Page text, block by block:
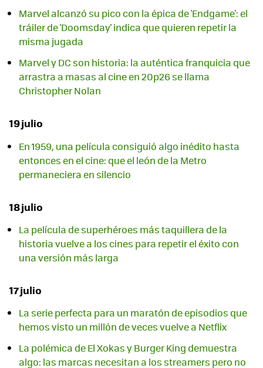
Marvel alcanzó su pico con la épica de 'Endgame': el
tráiler de 'Doomsday' indica que quieren repetir la
misma jugada
Marvel y DC son historia: la auténtica franquicia que
arrastra a masas al cine en 20p26 se llama
Christopher Nolan
19 julio
En 1959, una película consiguió algo inédito hasta
entonces en el cine: que el león de la Metro
permaneciera en silencio
18 julio
La película de superhéroes más taquillera de la
historia vuelve a los cines para repetir el éxito con
una versión más larga
17 julio
La serie perfecta para un maratón de episodios que
hemos visto un millón de veces vuelve a Netflix
La polémica de El Xokas y Burger King demuestra
algo: las marcas necesitan a los streamers pero no